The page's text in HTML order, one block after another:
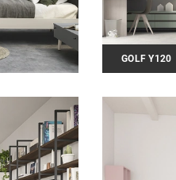
GOLF Y120